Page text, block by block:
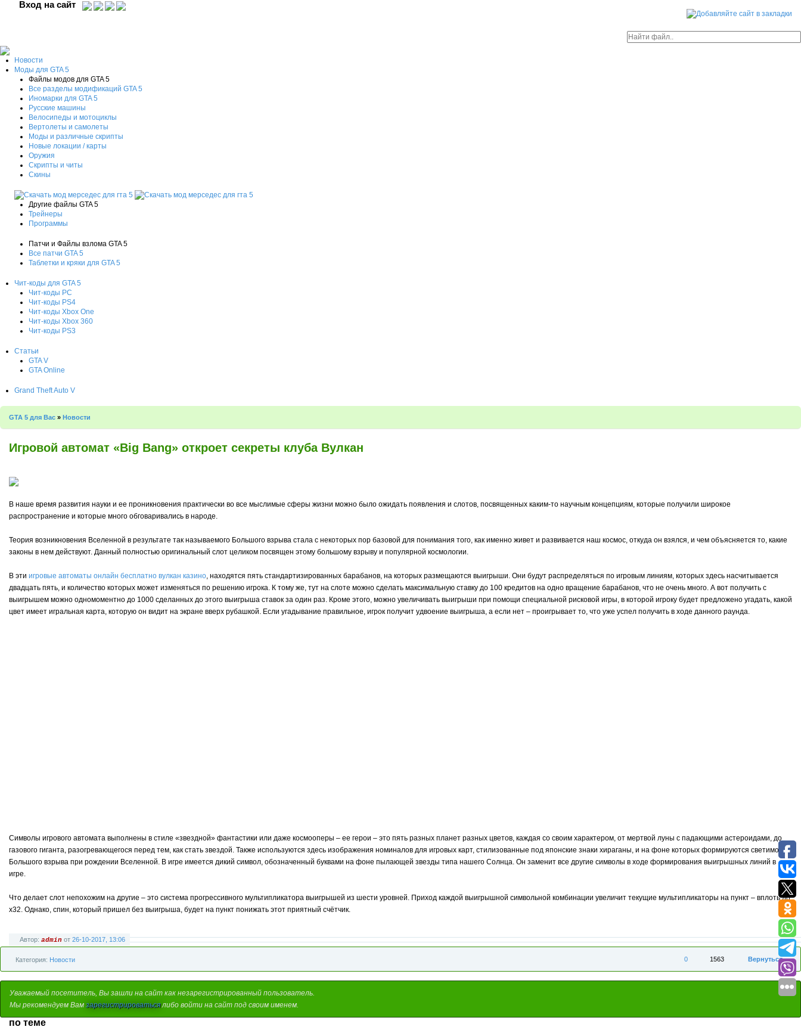
Вход на сайт
Новости
Моды для GTA 5
Файлы модов для GTA 5
Все разделы модификаций GTA 5
Иномарки для GTA 5
Русские машины
Велосипеды и мотоциклы
Вертолеты и самолеты
Моды и различные скрипты
Новые локации / карты
Оружия
Скрипты и читы
Скины
Другие файлы GTA 5
Трейнеры
Программы
Патчи и Файлы взлома GTA 5
Все патчи GTA 5
Таблетки и кряки для GTA 5
Чит-коды для GTA 5
Чит-коды PC
Чит-коды PS4
Чит-коды Xbox One
Чит-коды Xbox 360
Чит-коды PS3
Статьи
GTA V
GTA Online
Grand Theft Auto V
GTA 5 для Вас » Новости
Игровой автомат «Big Bang» откроет секреты клуба Вулкан
В наше время развития науки и ее проникновения практически во все мыслимые сферы жизни можно было ожидать появления и слотов, посвященных каким-то научным концепциям, которые получили широкое
распространение и которые много обговаривались в народе.
Теория возникновения Вселенной в результате так называемого Большого взрыва стала с некоторых пор базовой для понимания того, как именно живет и развивается наш космос, откуда он взялся, и чем объясняется то, какие
законы в нем действуют. Данный полностью оригинальный слот целиком посвящен этому большому взрыву и популярной космологии.
В эти игровые автоматы онлайн бесплатно вулкан казино, находятся пять стандартизированных барабанов, на которых размещаются выигрыши. Они будут распределяться по игровым линиям, которых здесь насчитывается
двадцать пять, и количество которых может изменяться по решению игрока. К тому же, тут на слоте можно сделать максимальную ставку до 100 кредитов на одно вращение барабанов, что не очень много. А вот получить с
выигрышем можно одномоментно до 1000 сделанных до этого выигрыша ставок за один раз. Кроме этого, можно увеличивать выигрыши при помощи специальной рисковой игры, в которой игроку будет предложено угадать, какой
цвет имеет игральная карта, которую он видит на экране вверх рубашкой. Если угадывание правильное, игрок получит удвоение выигрыша, а если нет – проигрывает то, что уже успел получить в ходе данного раунда.
Символы игрового автомата выполнены в стиле «звездной» фантастики или даже космооперы – ее герои – это пять разных планет разных цветов, каждая со своим характером, от мертвой луны с падающими астероидами, до
газового гиганта, разогревающегося перед тем, как стать звездой. Также используются здесь изображения номиналов для игровых карт, стилизованные под японские знаки хираганы, и на фоне которых формируются светимости
Большого взрыва при рождении Вселенной. В игре имеется дикий символ, обозначенный буквами на фоне пылающей звезды типа нашего Солнца. Он заменит все другие символы в ходе формирования выигрышных линий в
игре.
Что делает слот непохожим на другие – это система прогрессивного мультипликатора выигрышей из шести уровней. Приход каждой выигрышной символьной комбинации увеличит текущие мультипликаторы на пункт – вплоть до
х32. Однако, спин, который пришел без выигрыша, будет на пункт понижать этот приятный счётчик.
Автор: admin от 26-10-2017, 13:06
Вернуться
1563
0
Категория: Новости
Уважаемый посетитель, Вы зашли на сайт как незарегистрированный пользователь.
Мы рекомендуем Вам зарегистрироватьсялибо войти на сайт под своим именем.
по теме